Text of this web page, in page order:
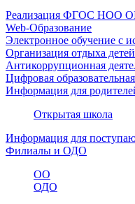
Реализация ФГОС НОО
Web-Образование
Электронное обучение с
Организация отдыха
Антикоррупционная
Цифровая
Информация для
Открытая школа
Информация для
Филиалы и ОДО
ОО
ОДО